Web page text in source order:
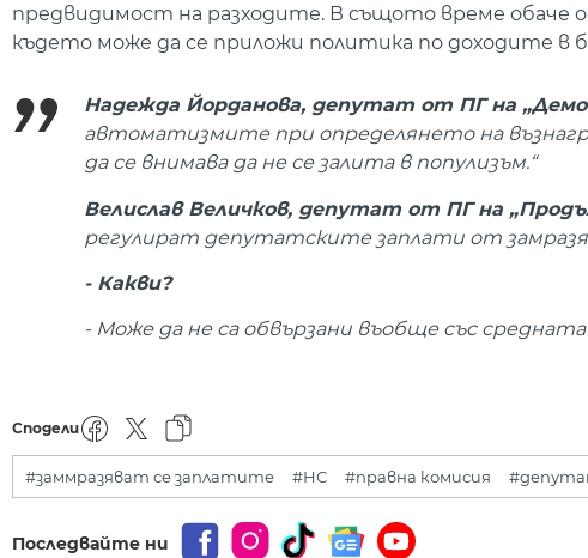
предвидимост на разходите. В същото време обаче
където може да се приложи политика по доходите в
Надежда Йорданова, депутат от ПГ на
автоматизмите при определянето на
да се внимава да не се залита в популизъм.“
Велислав Величков, депутат от ПГ на
регулират депутатските заплати от
- Какви?
- Може да не са обвързани въобще със
Сподели
#заммразяват се заплатите #НС #правна комисия
Последвайте ни